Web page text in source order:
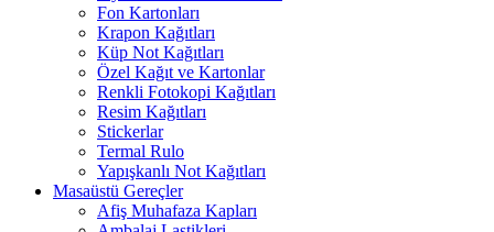
Fon Kartonları
Krapon Kağıtları
Küp Not Kağıtları
Özel Kağıt ve Kartonlar
Renkli Fotokopi Kağıtları
Resim Kağıtları
Stickerlar
Termal Rulo
Yapışkanlı Not Kağıtları
Masaüstü Gereçler
Afiş Muhafaza Kapları